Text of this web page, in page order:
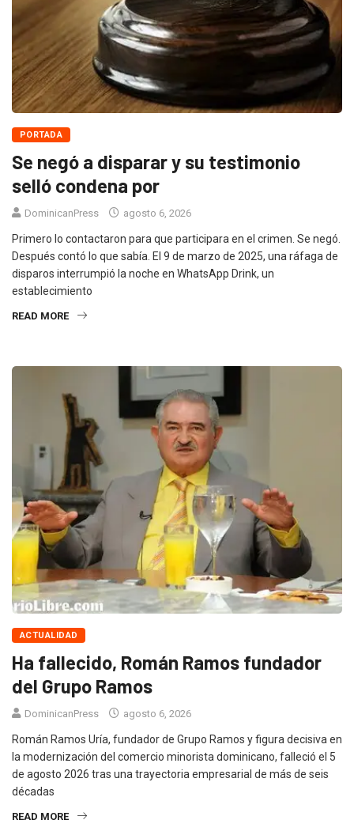
PORTADA
Se negó a disparar y su testimonio
selló condena por
DominicanPress agosto 6, 2026
Primero lo contactaron para que participara en el crimen. Se negó.
Después contó lo que sabía. El 9 de marzo de 2025, una ráfaga de
disparos interrumpió la noche en WhatsApp Drink, un
establecimiento
READ MORE
ACTUALIDAD
Ha fallecido, Román Ramos fundador
del Grupo Ramos
DominicanPress agosto 6, 2026
Román Ramos Uría, fundador de Grupo Ramos y figura decisiva en
la modernización del comercio minorista dominicano, falleció el 5
de agosto 2026 tras una trayectoria empresarial de más de seis
décadas
READ MORE